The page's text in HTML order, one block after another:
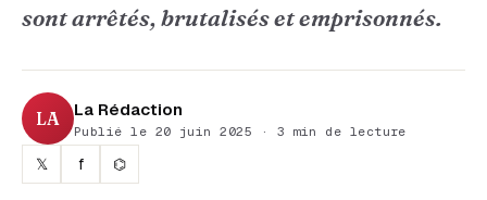
sont arrêtés, brutalisés et emprisonnés.
LA La Rédaction
Publié le 20 juin 2025 · 3 min de lecture
𝕏 f ⌬